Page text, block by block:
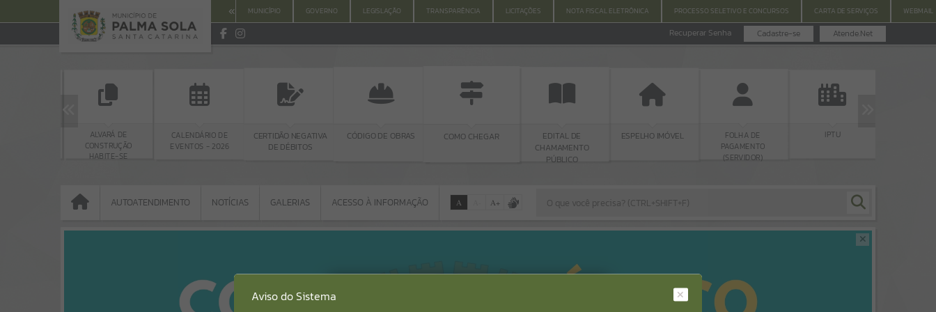
MUNICÍPIO GOVERNO LEGISLAÇÃO TRANSPARÊNCIA LICITAÇÕES NOTA FISCAL ELETRÔNICA PROCESSO SELETIVO E CONCURSOS CARTA DE SERVIÇOS WEBMAIL
Atende.Net
Cadastre-se
Recuperar Senha
ALVARÁ DE
CONSTRUÇÃO
HABITE-SE
CALENDÁRIO DE
EVENTOS - 2026
CERTIDÃO NEGATIVA
DE DÉBITOS
CÓDIGO DE OBRAS COMO CHEGAR EDITAL DE
CHAMAMENTO
PÚBLICO
ESPELHO IMÓVEL FOLHA DE
PAGAMENTO
(SERVIDOR)
IPTU
AUTOATENDIMENTO NOTÍCIAS GALERIAS ACESSO À INFORMAÇÃO A A+
Aviso do Sistema